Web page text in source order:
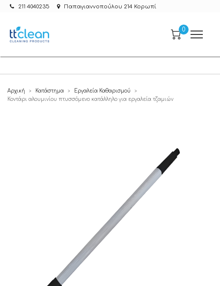
211 4040235 Παπαγιαννοπούλου 214 Κορωπί
0
Αρχική > Κατάστημα > Εργαλεία Καθαρισμού >
Κοντάρι αλουμινίου πτυσσόμενο κατάλληλο για εργαλεία τζαμιών